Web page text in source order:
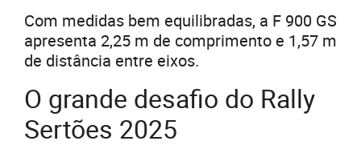
Com medidas bem equilibradas, a F 900 GS
apresenta 2,25 m de comprimento e 1,57 m
de distância entre eixos.
O grande desafio do Rally
Sertões 2025